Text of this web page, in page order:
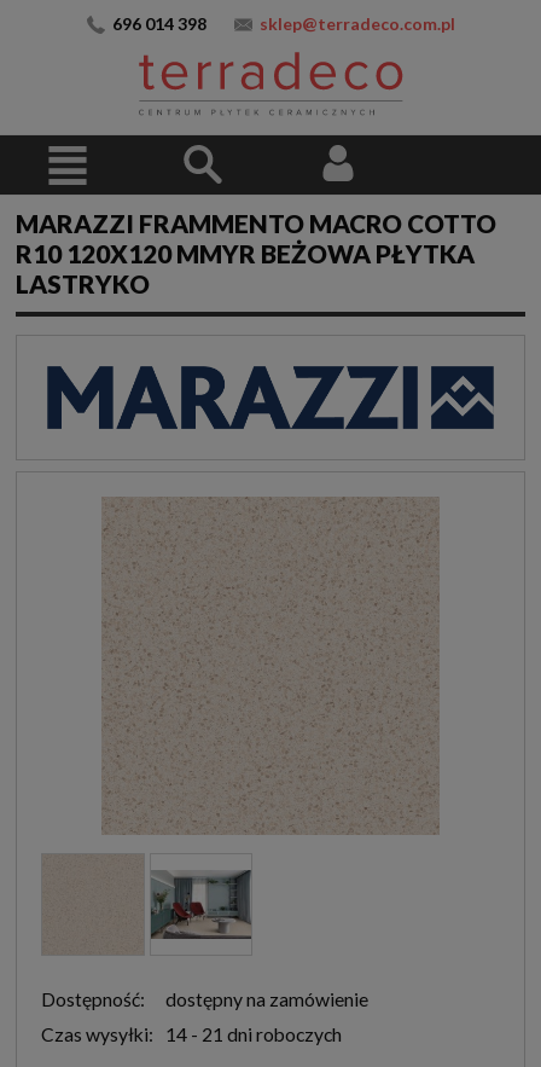
696 014 398 sklep@terradeco.com.pl
MARAZZI FRAMMENTO MACRO COTTO
R10 120X120 MMYR BEŻOWA PŁYTKA
LASTRYKO
Dostępność:
dostępny na zamówienie
Czas wysyłki:
14 - 21 dni roboczych